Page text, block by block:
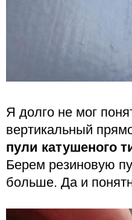
Я долго не мог
вертикальный
пули катушеного
Берем резиновую
больше. Да и